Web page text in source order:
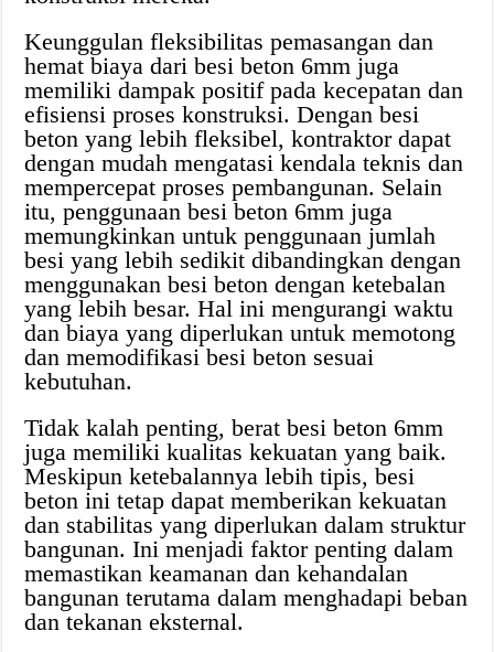
Keunggulan fleksibilitas pemasangan dan
hemat biaya dari besi beton 6mm juga
memiliki dampak positif pada kecepatan dan
efisiensi proses konstruksi. Dengan besi
beton yang lebih fleksibel, kontraktor dapat
dengan mudah mengatasi kendala teknis dan
mempercepat proses pembangunan. Selain
itu, penggunaan besi beton 6mm juga
memungkinkan untuk penggunaan jumlah
besi yang lebih sedikit dibandingkan dengan
menggunakan besi beton dengan ketebalan
yang lebih besar. Hal ini mengurangi waktu
dan biaya yang diperlukan untuk memotong
dan memodifikasi besi beton sesuai
kebutuhan.
Tidak kalah penting, berat besi beton 6mm
juga memiliki kualitas kekuatan yang baik.
Meskipun ketebalannya lebih tipis, besi
beton ini tetap dapat memberikan kekuatan
dan stabilitas yang diperlukan dalam struktur
bangunan. Ini menjadi faktor penting dalam
memastikan keamanan dan kehandalan
bangunan terutama dalam menghadapi beban
dan tekanan eksternal.